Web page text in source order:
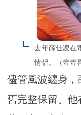
去年薛仕凌在
情侶。（壹壹
儘管風波纏身
舊完整保留。